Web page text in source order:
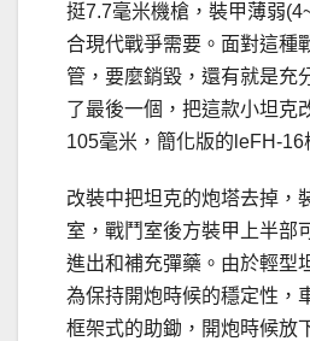
挺7.7毫米機槍，裝甲薄弱
合現代戰爭需要。面對這種
管，要麼銷毀，還有就是充
了最後一個，把這款小坦克
105毫米，簡化版的leFH-16
改裝中把坦克的炮塔去掉，
室，戰鬥室後方裝甲上半部
進出和補充彈藥。由於輕型
為保持開炮時候的穩定性，
框架式的助鋤，開炮時候放